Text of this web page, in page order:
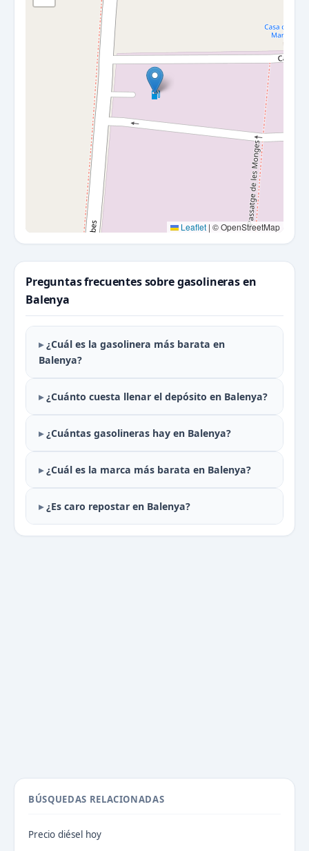
Leaflet | © OpenStreetMap
Preguntas frecuentes sobre gasolineras en
Balenya
¿Cuál es la gasolinera más barata en
Balenya?
¿Cuánto cuesta llenar el depósito en Balenya?
¿Cuántas gasolineras hay en Balenya?
¿Cuál es la marca más barata en Balenya?
¿Es caro repostar en Balenya?
BÚSQUEDAS RELACIONADAS
Precio diésel hoy